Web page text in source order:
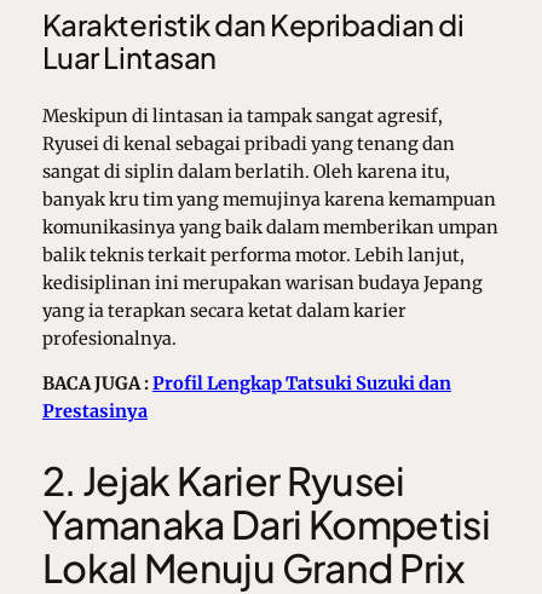
Karakteristik dan Kepribadian di
Luar Lintasan
Meskipun di lintasan ia tampak sangat agresif,
Ryusei di kenal sebagai pribadi yang tenang dan
sangat di siplin dalam berlatih. Oleh karena itu,
banyak kru tim yang memujinya karena kemampuan
komunikasinya yang baik dalam memberikan umpan
balik teknis terkait performa motor. Lebih lanjut,
kedisiplinan ini merupakan warisan budaya Jepang
yang ia terapkan secara ketat dalam karier
profesionalnya.
BACA JUGA :Profil Lengkap Tatsuki Suzuki dan
Prestasinya
2. Jejak Karier Ryusei
Yamanaka Dari Kompetisi
Lokal Menuju Grand Prix